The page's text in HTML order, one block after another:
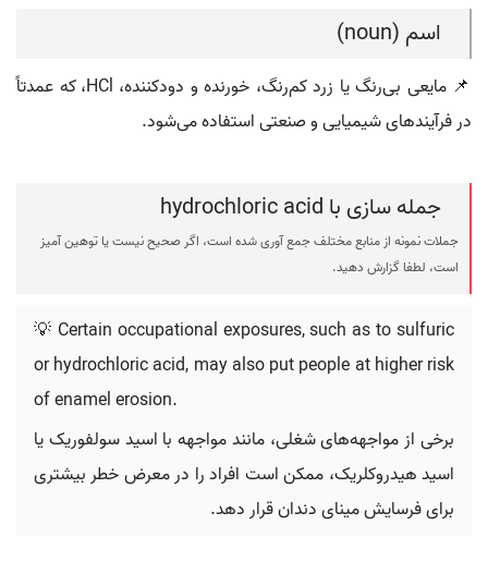
اسم (noun)
📌 مایعی بی‌رنگ یا زرد کم‌رنگ، خورنده و دودکننده، HCl، که عمدتاً
در فرآیندهای شیمیایی و صنعتی استفاده می‌شود.
جمله سازی با hydrochloric acid
جملات نمونه از منابع مختلف جمع آوری شده است، اگر صحیح نیست یا توهین آمیز
است، لطفا گزارش دهید.
💡 Certain occupational exposures, such as to sulfuric
or hydrochloric acid, may also put people at higher risk
of enamel erosion.
برخی از مواجهه‌های شغلی، مانند مواجهه با اسید سولفوریک یا
اسید هیدروکلریک، ممکن است افراد را در معرض خطر بیشتری
برای فرسایش مینای دندان قرار دهد.